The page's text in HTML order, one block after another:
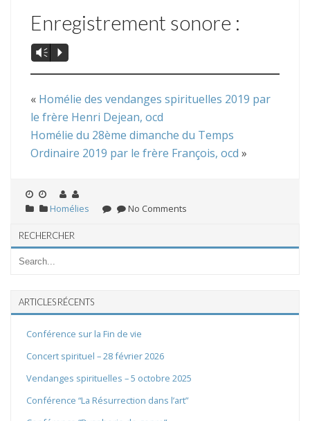
Enregistrement sonore :
Vm P
« Homélie des vendanges spirituelles 2019 par
le frère Henri Dejean, ocd
Homélie du 28ème dimanche du Temps
Ordinaire 2019 par le frère François, ocd »
Homélies No Comments
RECHERCHER
ARTICLES RÉCENTS
Conférence sur la Fin de vie
Concert spirituel – 28 février 2026
Vendanges spirituelles – 5 octobre 2025
Conférence “La Résurrection dans l’art”